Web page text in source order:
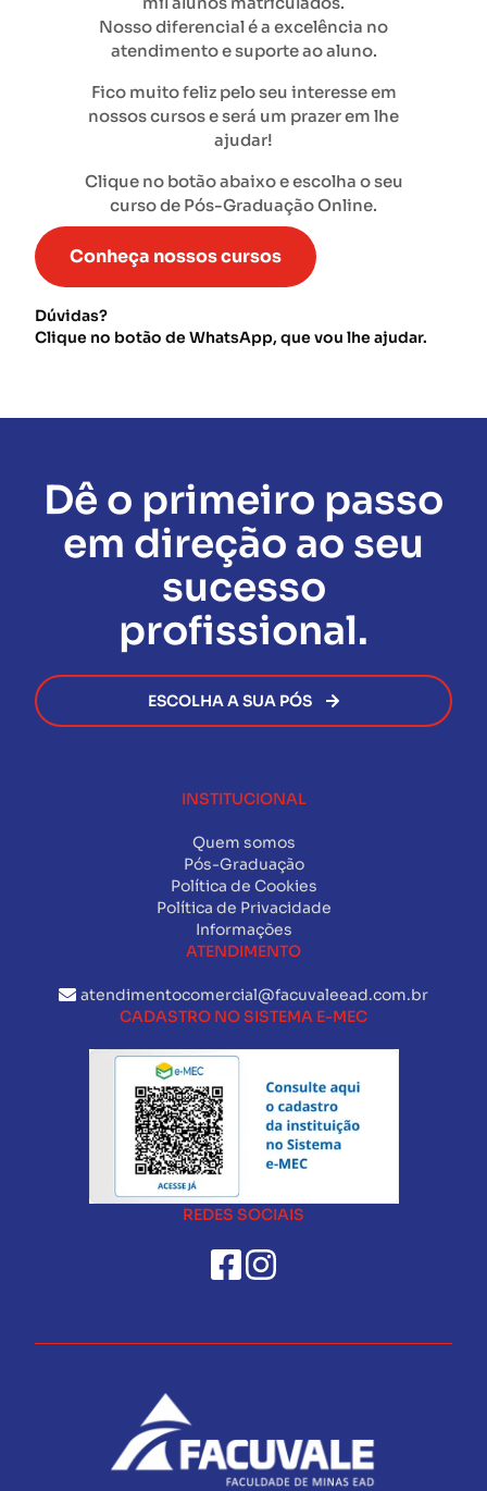
Nosso diferencial é a excelência no
atendimento e suporte ao aluno.
Fico muito feliz pelo seu interesse em
nossos cursos e será um prazer em lhe
ajudar!
Clique no botão abaixo e escolha o seu
curso de Pós-Graduação Online.
Conheça nossos cursos
Dúvidas?
Clique no botão de WhatsApp, que vou lhe ajudar.
Dê o primeiro passo
em direção ao seu
sucesso
profissional.
ESCOLHA A SUA PÓS
INSTITUCIONAL
Quem somos
Pós-Graduação
Política de Cookies
Política de Privacidade
Informações
ATENDIMENTO
atendimentocomercial@facuvaleead.com.br
CADASTRO NO SISTEMA E-MEC
REDES SOCIAIS